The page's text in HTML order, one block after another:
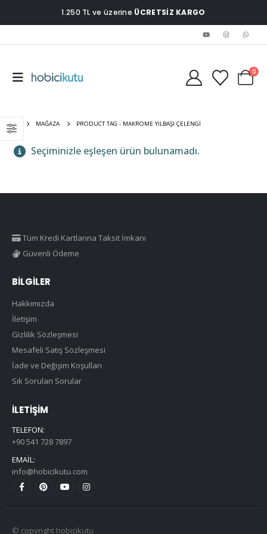
1.250 TL ve üzerine ÜCRETSİZ KARGO
0
EV MAĞAZA PRODUCT TAG - MAKROME YILBAŞI ÇELENGI
Seçiminizle eşleşen ürün bulunamadı.
Tüm Kredi Kartlarına Taksit İmkanı
Güvenli Ödeme
BILGILER
Hakkımızda
İletişim
Gizlilik Sözleşmesi
Mesafeli Satış Sözleşmesi
İade ve Değişim Koşulları
Sık Sorulan Sorular
İLETIŞIM
TELEFON:
+90 541 728 7897
EMAIL:
info@hobicikutu.com
© copyright hobicikutu